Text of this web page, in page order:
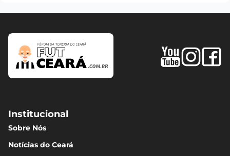
Institucional
Sobre Nós
Notícias do Ceará